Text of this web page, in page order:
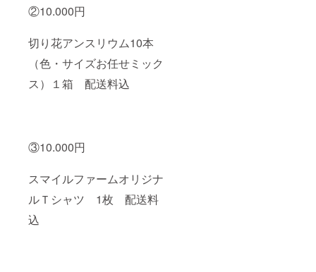
②10.000円
切り花アンスリウム10本
（色・サイズお任せミック
ス）１箱 配送料込
③10.000円
スマイルファームオリジナ
ルＴシャツ 1枚 配送料
込